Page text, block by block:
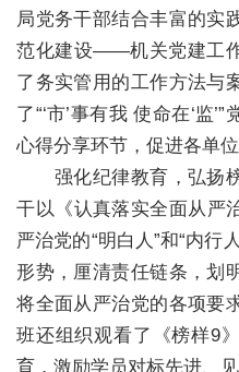
局党务干部结合丰富的实
范化建设——机关党建工
了务实管用的工作方法与
了“‘市’事有我 使命在‘监
心得分享环节，促进各单
强化纪律教育，弘扬
干以《认真落实全面从
严治党的“明白人”和“内行
形势，厘清责任链条，划
将全面从严治党的各项要
班还组织观看了《榜样9
育，激励学员对标先进、见